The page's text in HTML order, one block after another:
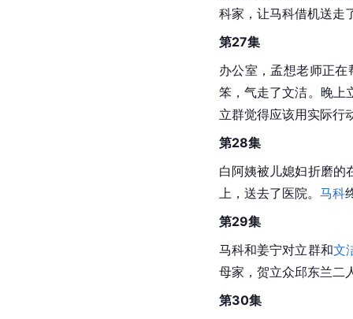
科家，让马科借机送走
第27集
办公室，孟想老师正
笨，气走了文洁。晚上
立群觉得应该用实际行
第28集
白阿姨被儿媳妇折磨的
上，送去了医院。 马科
第29集
马科和姜宁对立群和文
母家，贺立众邱东兰二
第30集